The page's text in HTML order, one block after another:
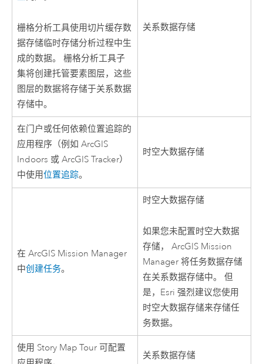
栅格分析工具使用切片缓存数
据存储临时存储分析过程中生
成的数据。 栅格分析工具子
集将创建托管要素图层，这些
图层的数据将存储于关系数据
存储中。
关系数据存储
在门户或任何依赖位置追踪的
应用程序（例如ArcGIS
Indoors 或ArcGIS Tracker）
中使用位置追踪。
时空大数据存储
在ArcGIS Mission Manager
中创建任务。
时空大数据存储
如果您未配置时空大数据
存储，
ArcGIS Mission
Manager 将任务数据存储
在关系数据存储中。 但
是， Esri 强烈建议您使用
时空大数据存储来存储任
务数据。
使用 Story Map Tour 可配置
关系数据存储